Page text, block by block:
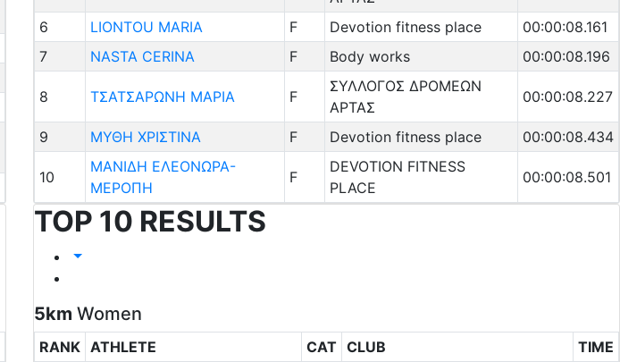
6 LIONTOU MARIA F Devotion fitness place
00:00:08.161
7
NASTA CERINA F Body works 00:00:08.196
8 ΤΣΑΤΣΑΡΩΝΗ ΜΑΡΙΑ F
ΣΥΛΛΟΓΟΣ ΔΡΟΜΕΩΝ
ΑΡΤΑΣ
00:00:08.227
9 ΜΥΘΗ ΧΡΙΣΤΙΝΑ F Devotion fitness place 00:00:08.434
10
ΜΑΝΙΔΗ ΕΛΕΟΝΩΡΑ-
ΜΕΡΟΠΗ
F
DEVOTION FITNESS
PLACE
00:00:08.501
TOP 10 RESULTS
5km Women
RANK ATHLETE CAT CLUB
TIME